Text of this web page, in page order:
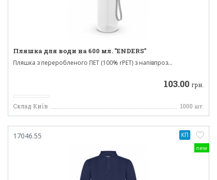
Пляшка для води на 600 мл. "ENDERS"
Пляшка з переробленого ПЕТ (100% rPET) з напівпроз...
103.00 грн.
Склад Київ 1000 шт.
new
17046.55 КП